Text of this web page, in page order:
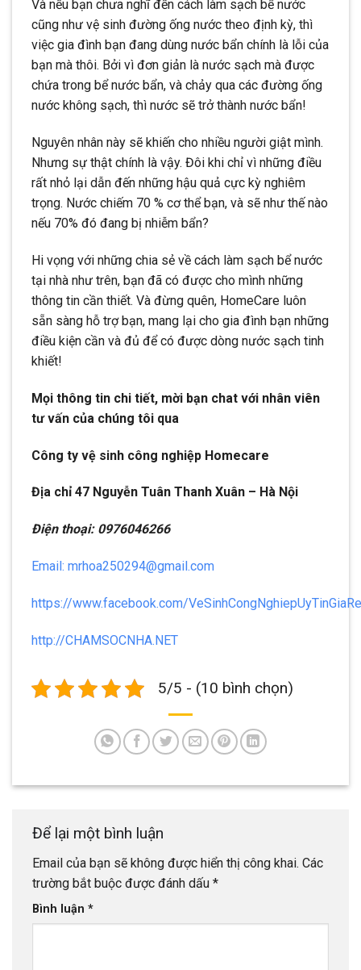
Và nếu bạn chưa nghĩ đến cách làm sạch bể nước
cũng như vệ sinh đường ống nước theo định kỳ, thì
việc gia đình bạn đang dùng nước bẩn chính là lỗi của
bạn mà thôi. Bởi vì đơn giản là nước sạch mà được
chứa trong bể nước bẩn, và chảy qua các đường ống
nước không sạch, thì nước sẽ trở thành nước bẩn!
Nguyên nhân này sẽ khiến cho nhiều người giật mình.
Nhưng sự thật chính là vậy. Đôi khi chỉ vì những điều
rất nhỏ lại dẫn đến những hậu quả cực kỳ nghiêm
trọng. Nước chiếm 70 % cơ thể bạn, và sẽ như thế nào
nếu 70% đó đang bị nhiễm bẩn?
Hi vọng với những chia sẻ về cách làm sạch bể nước
tại nhà như trên, bạn đã có được cho mình những
thông tin cần thiết. Và đừng quên, HomeCare luôn
sẵn sàng hỗ trợ bạn, mang lại cho gia đình bạn những
điều kiện cần và đủ để có được dòng nước sạch tinh
khiết!
Mọi thông tin chi tiết, mời bạn chat với nhân viên
tư vấn của chúng tôi qua
Công ty vệ sinh công nghiệp Homecare
Địa chỉ 47 Nguyễn Tuân Thanh Xuân – Hà Nội
Điện thoại: 0976046266
Email: mrhoa250294@gmail.com
https://www.facebook.com/
http://CHAMSOCNHA.NET
5/5 - (10 bình chọn)
Để lại một bình luận
Email của bạn sẽ không được hiển thị công khai. Các
trường bắt buộc được đánh dấu *
Bình luận *